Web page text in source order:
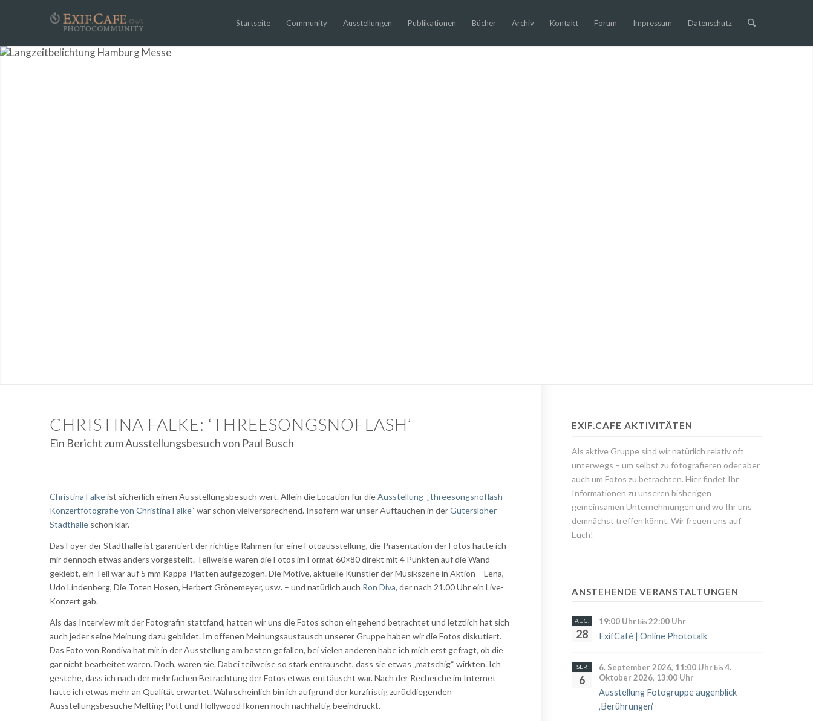
Startseite Community Ausstellungen Publikationen Bücher Archiv Kontakt Forum Impressum Datenschutz
CHRISTINA FALKE: ‘THREESONGSNOFLASH’
Ein Bericht zum Ausstellungsbesuch von Paul Busch
Christina Falkeist sicherlich einen Ausstellungsbesuch wert. Allein die Location für dieAusstellung „threesongsnoflash –
Konzertfotografie von Christina Falke“ war schon vielversprechend. Insofern war unser Auftauchen in derGütersloher
Stadthalle schon klar.
Das Foyer der Stadthalle ist garantiert der richtige Rahmen für eine Fotoausstellung, die Präsentation der Fotos hatte ich
mir dennoch etwas anders vorgestellt. Teilweise waren die Fotos im Format 60×80 direkt mit 4 Punkten auf die Wand
geklebt, ein Teil war auf 5 mm Kappa-Platten aufgezogen. Die Motive, aktuelle Künstler der Musikszene in Aktion – Lena,
Udo Lindenberg, Die Toten Hosen, Herbert Grönemeyer, usw. – und natürlich auch Ron Diva, der nach 21.00 Uhr ein Live-
Konzert gab.
Als das Interview mit der Fotografin stattfand, hatten wir uns die Fotos schon eingehend betrachtet und letztlich hat sich
auch jeder seine Meinung dazu gebildet. Im offenen Meinungsaustausch unserer Gruppe haben wir die Fotos diskutiert.
Das Foto von Rondiva hat mir in der Ausstellung am besten gefallen, bei vielen anderen habe ich mich erst gefragt, ob die
gar nicht bearbeitet waren. Doch, waren sie. Dabei teilweise so stark entrauscht, dass sie etwas „matschig“ wirkten. Ich
gestehe, dass ich nach der mehrfachen Betrachtung der Fotos etwas enttäuscht war. Nach der Recherche im Internet
hatte ich etwas mehr an Qualität erwartet. Wahrscheinlich bin ich aufgrund der kurzfristig zurückliegenden
Ausstellungsbesuche Melting Pott und Hollywood Ikonen noch nachhaltig beeindruckt.
EXIF.CAFE AKTIVITÄTEN
Als aktive Gruppe sind wir natürlich relativ oft
unterwegs – um selbst zu fotografieren oder aber
auch um Fotos zu betrachten. Hier findet Ihr
Informationen zu unseren bisherigen
gemeinsamen Unternehmungen und wo Ihr uns
demnächst treffen könnt. Wir freuen uns auf
Euch!
ANSTEHENDE VERANSTALTUNGEN
AUG.
28
19:00 Uhr bis22:00 Uhr
ExifCafé | Online Phototalk
SEP.
6
6. September 2026, 11:00 Uhr bis4.
Oktober 2026, 13:00 Uhr
Ausstellung Fotogruppe augenblick
‚Berührungen‘